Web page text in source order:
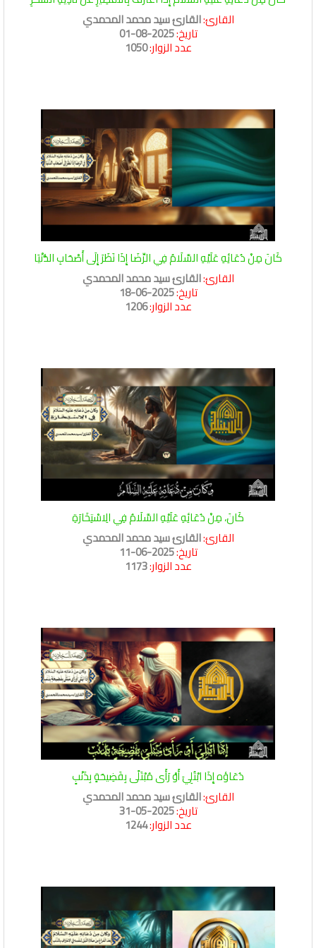
القارئ:القارئ سيد محمد المحمدي
تاريخ:2025-08-01
عدد الزوار:1050
كَانَ مِنْ دُعَائِهِ عَلَيْهِ السَّلَامُ فِي الرِّضَا إِذَا نَظَرَ إِلَى أَصْحَابِ الدُّنْيَا
القارئ:القارئ سيد محمد المحمدي
تاريخ:2025-06-18
عدد الزوار:1206
كَانَ، مِنْ دُعَائِهِ عَلَيْهِ السَّلَامُ فِي الِاسْتِخَارَةِ
القارئ:القارئ سيد محمد المحمدي
تاريخ:2025-06-11
عدد الزوار:1173
دُعَاؤه إِذَا ابْتُلِيَ أَوْ رَأَى مُبْتَلًى بِفَضِيحَةٍ بِذَنْبٍ
القارئ:القارئ سيد محمد المحمدي
تاريخ:2025-05-31
عدد الزوار:1244